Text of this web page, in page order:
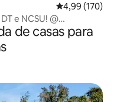
4,99 de uma
4,99 (170)
e NCSU! @
de casas para